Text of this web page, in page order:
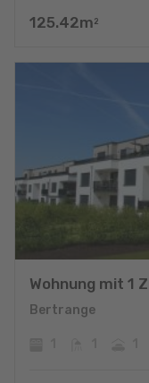
125.42m 2
Wohnung mit 1
Bertrange